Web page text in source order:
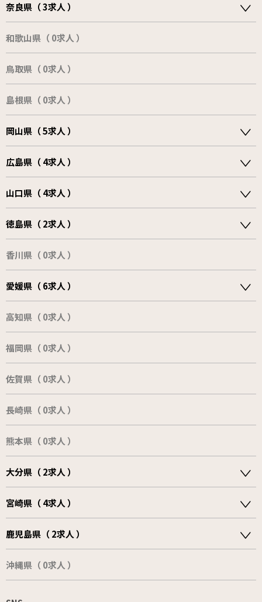
奈良県（ 3求人 ）
和歌山県（ 0求人 ）
鳥取県（ 0求人 ）
島根県（ 0求人 ）
岡山県（ 5求人 ）
広島県（ 4求人 ）
山口県（ 4求人 ）
徳島県（ 2求人 ）
香川県（ 0求人 ）
愛媛県（ 6求人 ）
高知県（ 0求人 ）
福岡県（ 0求人 ）
佐賀県（ 0求人 ）
長崎県（ 0求人 ）
熊本県（ 0求人 ）
大分県（ 2求人 ）
宮崎県（ 4求人 ）
鹿児島県（ 2求人 ）
沖縄県（ 0求人 ）